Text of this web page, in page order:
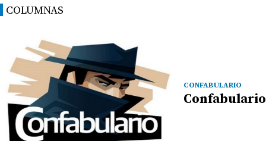
COLUMNAS
CONFABULARIO
Confabulario